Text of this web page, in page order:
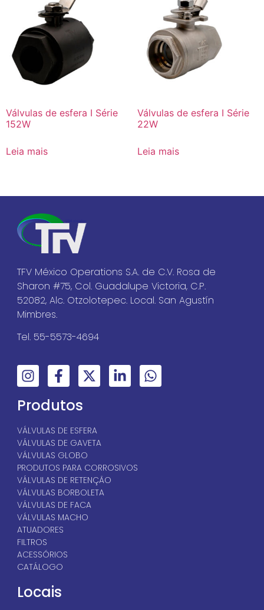
Válvulas de esfera I Série
152W
Leia mais
Válvulas de esfera I Série
22W
Leia mais
TFV México Operations S.A. de C.V. Rosa de
Sharon #75, Col. Guadalupe Victoria, C.P.
52082, Alc. Otzolotepec. Local. San Agustín
Mimbres.
Tel. 55-5573-4694
Produtos
VÁLVULAS DE ESFERA
VÁLVULAS DE GAVETA
VÁLVULAS GLOBO
PRODUTOS PARA CORROSIVOS
VÁLVULAS DE RETENÇÃO
VÁLVULAS BORBOLETA
VÁLVULAS DE FACA
VÁLVULAS MACHO
ATUADORES
FILTROS
ACESSÓRIOS
CATÁLOGO
Locais